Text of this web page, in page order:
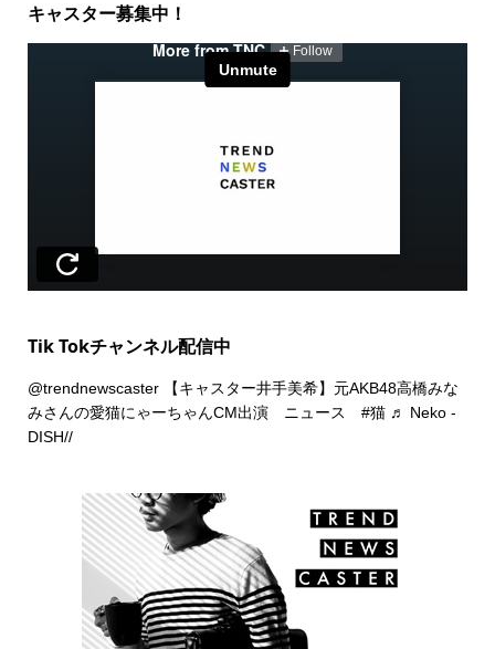
キャスター募集中！
Tik Tokチャンネル配信中
@trendnewscaster【キャスター井手美希】元AKB48高橋みな
みさんの愛猫にゃーちゃんCM出演 ニュース #猫 ♬ Neko -
DISH//